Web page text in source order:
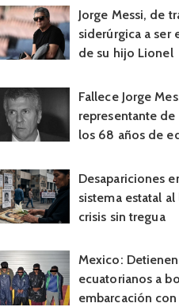
Jorge Messi, de
siderúrgica a ser
de su hijo Lionel
Fallece Jorge
representante de
los 68 años de
Desapariciones
sistema estatal
crisis sin tregua
Mexico:
ecuatorianos a
embarcación